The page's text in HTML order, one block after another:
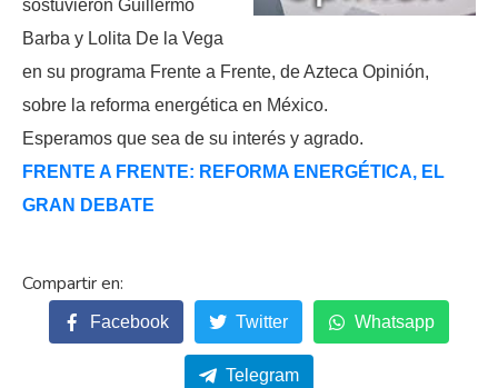
sostuvieron Guillermo
Barba y Lolita De la Vega
en su programa Frente a Frente, de Azteca Opinión,
sobre la reforma energética en México.
Esperamos que sea de su interés y agrado.
FRENTE A FRENTE: REFORMA ENERGÉTICA, EL
GRAN DEBATE
Facebook Twitter Whatsapp
Telegram